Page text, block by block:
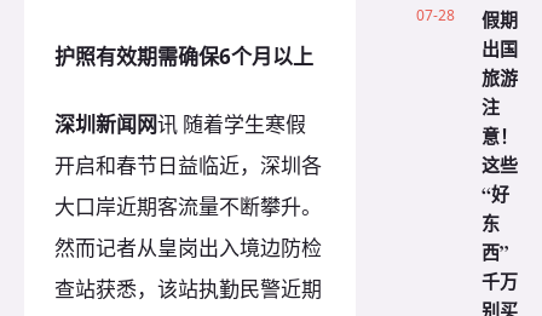
护照有效期需确保6个月以上
深圳新闻网讯 随着学生寒假
开启和春节日益临近，深圳各
大口岸近期客流量不断攀升。
然而记者从皇岗出入境边防检
查站获悉，该站执勤民警近期
07-28
假期
出国
旅游
注
意！
这些
“好
东
西”
千万
别买